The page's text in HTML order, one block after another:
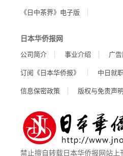
《日中茶界》电子版
日本华侨报网
公司简介 事业介绍 广
订阅《日本华侨报》
中日就
信息保密政策
版权与免责声明
禁止擅自转载日本华侨报网站